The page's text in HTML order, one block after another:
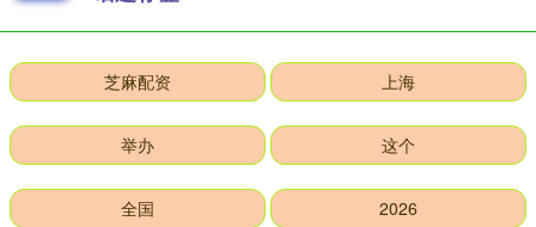
芝麻配资 上海
举办 这个
全国 2026